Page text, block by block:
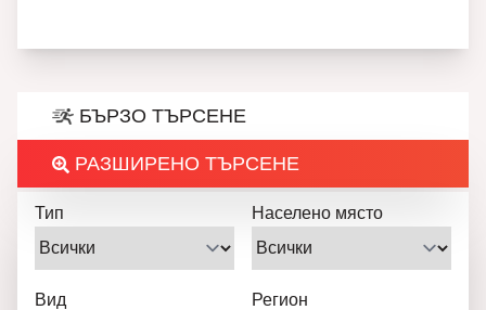
БЪРЗО ТЪРСЕНЕ
РАЗШИРЕНО ТЪРСЕНЕ
Тип Населено място
Вид Регион